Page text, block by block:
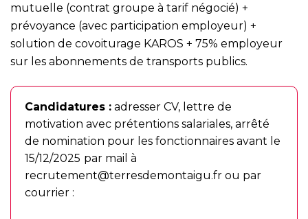
mutuelle (contrat groupe à tarif négocié) +
prévoyance (avec participation employeur) +
solution de covoiturage KAROS + 75% employeur
sur les abonnements de transports publics.
Candidatures : adresser CV, lettre de
motivation avec prétentions salariales, arrêté
de nomination pour les fonctionnaires avant le
15/12/2025 par mail à
recrutement@terresdemontaigu.fr ou par
courrier :